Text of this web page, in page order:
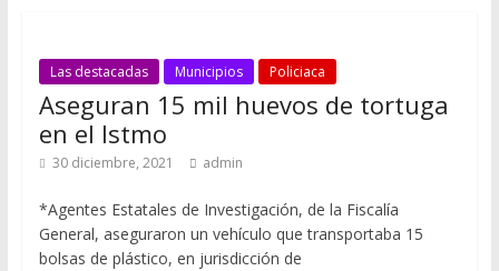
Las destacadas Municipios Policiaca
Aseguran 15 mil huevos de tortuga
en el Istmo
30 diciembre, 2021 admin
*Agentes Estatales de Investigación, de la Fiscalía
General, aseguraron un vehículo que transportaba 15
bolsas de plástico, en jurisdicción de